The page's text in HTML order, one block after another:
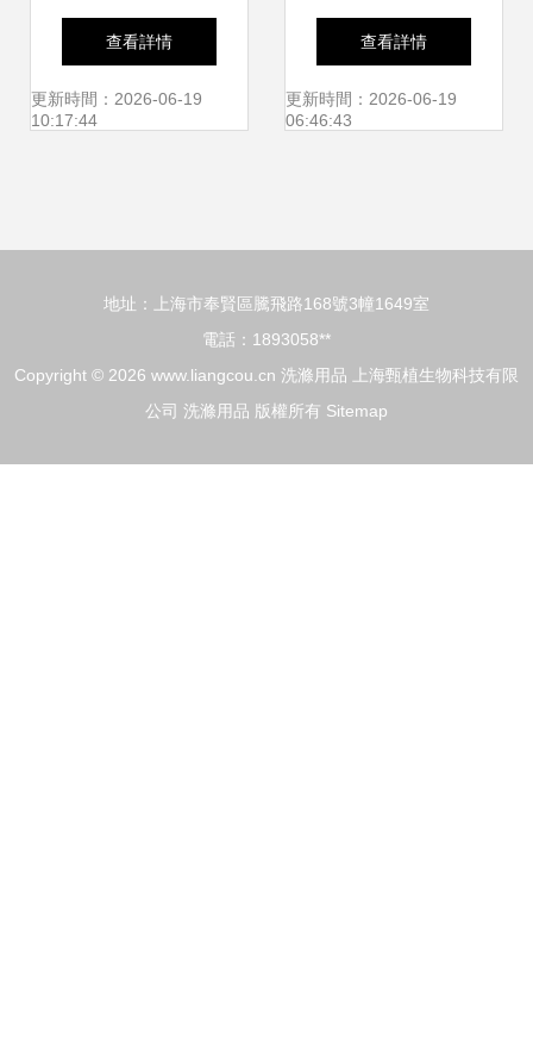
妝品店的前景分析
與經營建議
查看詳情
更新時間：2026-06-19
10:17:44
闊，美凈能引領時
尚健康潮流
查看詳情
更新時間：2026-06-19
06:46:43
地址：上海市奉賢區騰飛路168號3幢1649室
電話：1893058**
Copyright © 2026 www.liangcou.cn 洗滌用品
上海甄植生物科技有限
公司 洗滌用品 版權所有 Sitemap